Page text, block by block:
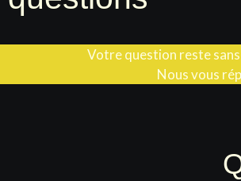
Votre question reste sans
Nous vous